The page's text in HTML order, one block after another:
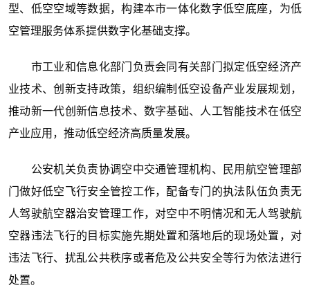
型、低空空域等数据，构建本市一体化数字低空底座，为低
空管理服务体系提供数字化基础支撑。
市工业和信息化部门负责会同有关部门拟定低空经济产
业技术、创新支持政策，组织编制低空设备产业发展规划，
推动新一代创新信息技术、数字基础、人工智能技术在低空
产业应用，推动低空经济高质量发展。
公安机关负责协调空中交通管理机构、民用航空管理部
门做好低空飞行安全管控工作，配备专门的执法队伍负责无
人驾驶航空器治安管理工作，对空中不明情况和无人驾驶航
空器违法飞行的目标实施先期处置和落地后的现场处置，对
违法飞行、扰乱公共秩序或者危及公共安全等行为依法进行
处置。